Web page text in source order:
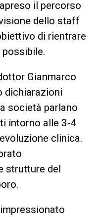
il percorso
dello staff
di rientrare
Gianmarco
dichiarazioni
società parlano
intorno alle 3-4
clinica.
strutture del